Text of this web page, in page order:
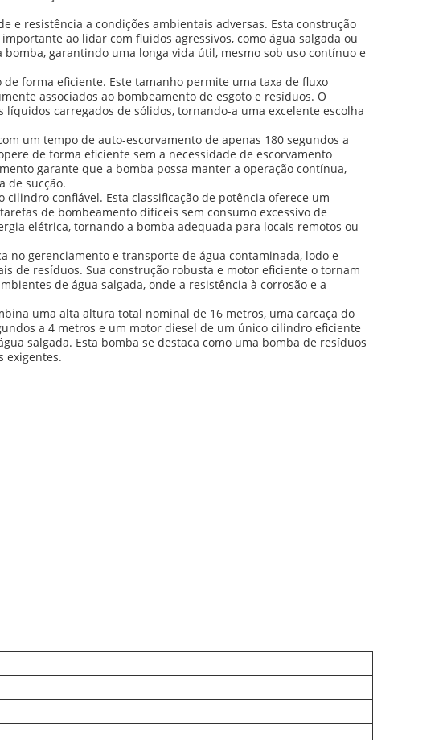
resistência a condições ambientais adversas. Esta construção
ao lidar com fluidos agressivos, como água salgada ou
garantindo uma longa vida útil, mesmo sob uso contínuo e
forma eficiente. Este tamanho permite uma taxa de fluxo
associados ao bombeamento de esgoto e resíduos. O
carregados de sólidos, tornando-a uma excelente escolha
um tempo de auto-escorvamento de apenas 180 segundos a
de forma eficiente sem a necessidade de escorvamento
garante que a bomba possa manter a operação contínua,
de sucção.
confiável. Esta classificação de potência oferece um
de bombeamento difíceis sem consumo excessivo de
elétrica, tornando a bomba adequada para locais remotos ou
no gerenciamento e transporte de água contaminada, lodo e
de resíduos. Sua construção robusta e motor eficiente o tornam
de água salgada, onde a resistência à corrosão e a
uma alta altura total nominal de 16 metros, uma carcaça do
a 4 metros e um motor diesel de um único cilindro eficiente
salgada. Esta bomba se destaca como uma bomba de resíduos
exigentes.